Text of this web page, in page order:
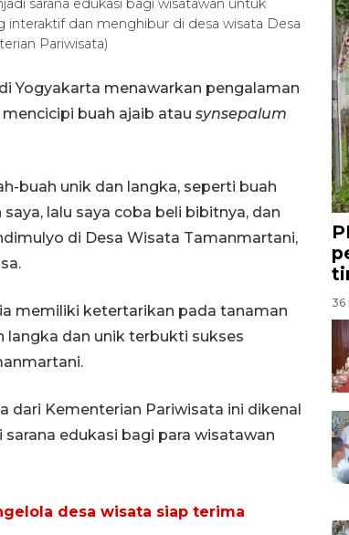
sarana edukasi bagi wisatawan untuk
interaktif dan menghibur di desa wisata Desa
Pariwisata)
Yogyakarta menawarkan pengalaman
buah ajaib atau synsepalum
buah unik dan langka, seperti buah
lalu saya coba beli bibitnya, dan
di Desa Wisata Tamanmartani,
memiliki ketertarikan pada tanaman
langka dan unik terbukti sukses
dari Kementerian Pariwisata ini dikenal
edukasi bagi para wisatawan
desa wisata siap terima
36